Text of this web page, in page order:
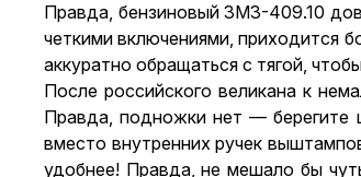
Правда, бензиновый ЗМЗ-409.10
четкими включениями, приходится
аккуратно обращаться с тягой,
После российского великана к
Правда, подножки нет — берегите
вместо внутренних ручек
удобнее! Правда, не мешало бы